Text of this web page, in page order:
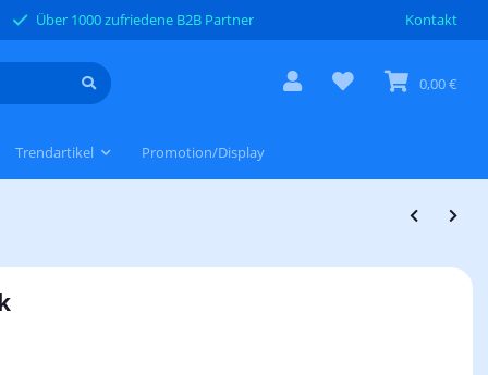
Kontakt
Über 1000 zufriedene B2B Partner
0,00 €
Trendartikel Promotion/Display